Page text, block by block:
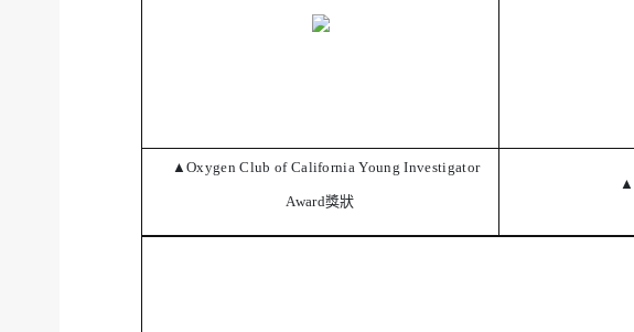
▲Oxygen Club of California Young Investigator
Award獎狀
▲